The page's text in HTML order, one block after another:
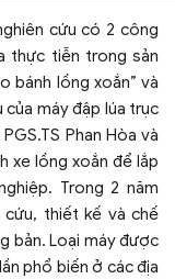
cứu có 2 công
thực tiễn trong sản
bánh lồng xoắn” và
máy đập lúa trục
Phan Hòa và
xe lồng xoắn để lắp
Trong 2 năm
cứu, thiết kế và chế
bản. Loại máy được
phổ biến ở các địa